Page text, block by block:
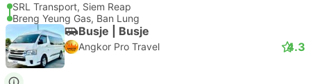
SRL Transport, Siem Reap
Breng Yeung Gas, Ban Lung
Busje | Busje
Angkor Pro Travel 4.3